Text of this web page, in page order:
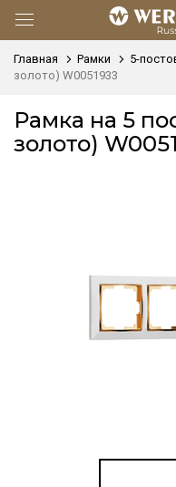
Главная Рамки 5-
золото) W0051933
Рамка на 5
золото)